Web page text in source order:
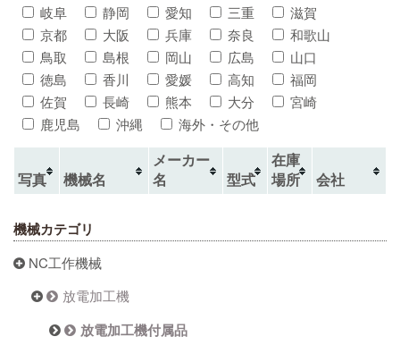
岐阜
静岡 愛知 三重
滋賀
京都
大阪 兵庫 奈良
和歌山
鳥取
島根 岡山 広島
山口
徳島
香川 愛媛 高知
福岡
佐賀
長崎 熊本 大分
宮崎
鹿児島
沖縄 海外・その他
写真 機械名
メーカー
名
型式
在庫
場所
会社
機械カテゴリ
NC工作機械
放電加工機
放電加工機付属品